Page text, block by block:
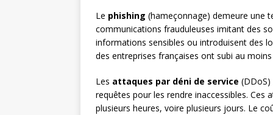
Le phishing (hameçonnage) demeure une
communications frauduleuses imitant des
informations sensibles ou introduisent des
des entreprises françaises ont subi au
Les attaques par déni de service (DDoS)
requêtes pour les rendre inaccessibles. Ces
plusieurs heures, voire plusieurs jours. Le